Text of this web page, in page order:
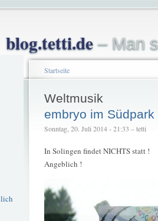
blog.tetti.de– Man
Startseite
Weltmusik
embryo im Südpark
Sonntag, 20. Juli 2014 - 21:33 – tetti
In Solingen findet NICHTS statt !
Angeblich !